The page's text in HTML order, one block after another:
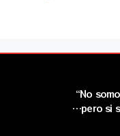
“No
…pero si